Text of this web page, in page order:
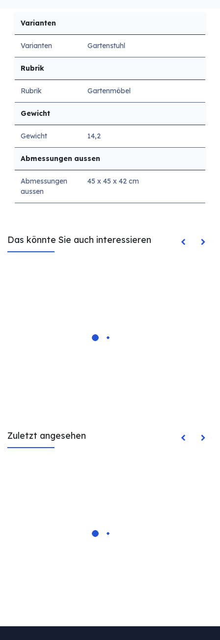
Varianten
Varianten Gartenstuhl
Rubrik
Rubrik Gartenmöbel
Gewicht
Gewicht 14,2
Abmessungen aussen
Abmessungen
aussen
45 x 45 x 42 cm
Das könnte Sie auch interessieren
Zuletzt angesehen